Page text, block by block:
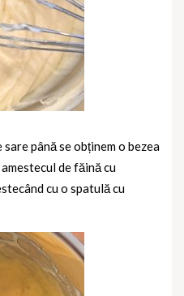
până se obținem o bezea
de făină cu
cu o spatulă cu